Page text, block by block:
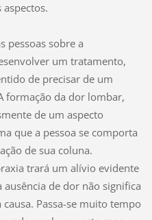
pessoas sobre a
um tratamento,
de precisar de um
formação da dor lombar,
de um aspecto
que a pessoa se comporta
de sua coluna.
trará um alívio evidente
de dor não significa
Passa-se muito tempo